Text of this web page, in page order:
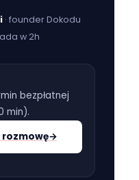
· founder Dokodu
w 2h
bezpłatnej
min).
rozmowę→